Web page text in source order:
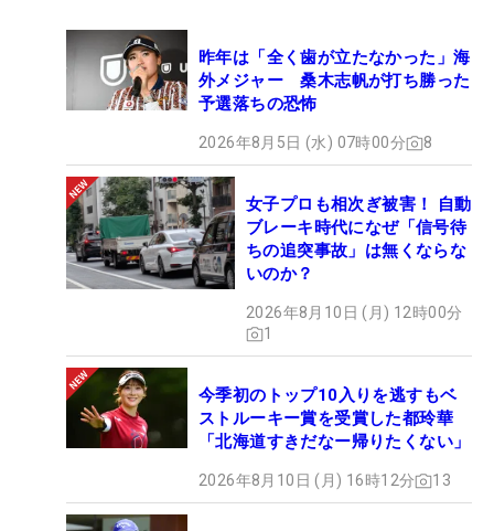
昨年は「全く歯が立たなかった」海
外メジャー 桑木志帆が打ち勝った
予選落ちの恐怖
2026年8月5日 (水) 07時00分 8
女子プロも相次ぎ被害！ 自動
ブレーキ時代になぜ「信号待
ちの追突事故」は無くならな
いのか？
2026年8月10日 (月) 12時00分
1
今季初のトップ10入りを逃すもベ
ストルーキー賞を受賞した都玲華
「北海道すきだなー帰りたくない」
2026年8月10日 (月) 16時12分 13